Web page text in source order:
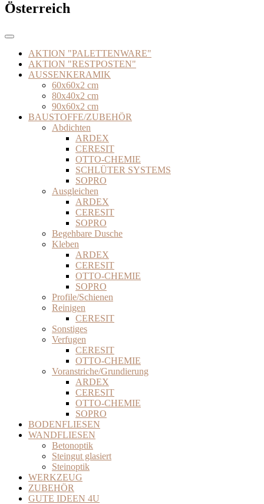
Österreich
AKTION "PALETTENWARE"
AKTION "RESTPOSTEN"
AUSSENKERAMIK
60x60x2 cm
80x40x2 cm
90x60x2 cm
BAUSTOFFE/ZUBEHÖR
Abdichten
ARDEX
CERESIT
OTTO-CHEMIE
SCHLÜTER SYSTEMS
SOPRO
Ausgleichen
ARDEX
CERESIT
SOPRO
Begehbare Dusche
Kleben
ARDEX
CERESIT
OTTO-CHEMIE
SOPRO
Profile/Schienen
Reinigen
CERESIT
Sonstiges
Verfugen
CERESIT
OTTO-CHEMIE
Voranstriche/Grundierung
ARDEX
CERESIT
OTTO-CHEMIE
SOPRO
BODENFLIESEN
WANDFLIESEN
Betonoptik
Steingut glasiert
Steinoptik
WERKZEUG
ZUBEHÖR
GUTE IDEEN 4U